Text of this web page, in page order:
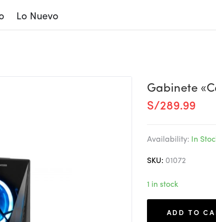
Lo Nuevo
Gabinete
S/289.99
Availability: In
SKU: 01072
1 in stock
ADD TO